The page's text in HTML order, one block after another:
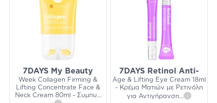
7DAYS My Beauty
Week Collagen Firming &
Lifting Concentrate Face &
Neck Cream 80ml - Συμπυ...
7DAYS Retinol Anti-
Age & Lifting Eye Cream 18ml
- Κρέμα Ματιών με Ρετινόλη
για Αντιγήρανση... i